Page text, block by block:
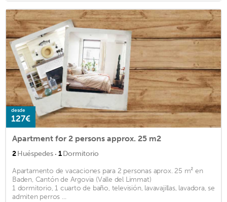
desde
127€
Apartment for 2 persons approx. 25 m2
2Huéspedes · 1Dormitorio
Apartamento de vacaciones para 2 personas aprox. 25 m² en
Baden, Cantón de Argovia (Valle del Limmat)
1 dormitorio, 1 cuarto de baño, televisión, lavavajillas, lavadora, se
admiten perros ...